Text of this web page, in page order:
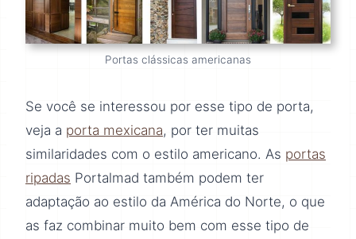
Portas clássicas americanas
Se você se interessou por esse tipo de porta,
veja a porta mexicana, por ter muitas
similaridades com o estilo americano. As portas
ripadas Portalmad também podem ter
adaptação ao estilo da América do Norte, o que
as faz combinar muito bem com esse tipo de